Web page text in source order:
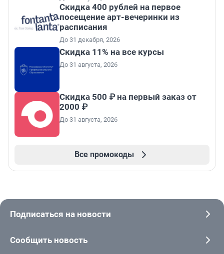
Cкидка 400 рублей на первое
посещение арт-вечеринки из
расписания
До 31 декабря, 2026
Скидка 11% на все курсы
До 31 августа, 2026
Скидка 500 ₽ на первый заказ от
2000 ₽
До 31 августа, 2026
Все промокоды
Подписаться на новости
Сообщить новость